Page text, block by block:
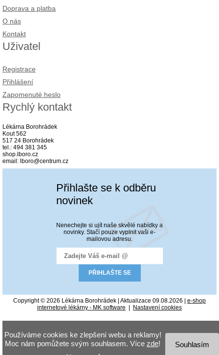
Doprava a platba
O nás
Kontakt
Uživatel
Registrace
Přihlášení
Zapomenuté heslo
Rychlý kontakt
Lékárna Borohrádek
Kout 562
517 24 Borohrádek
tel.: 494 381 345
shop.lboro.cz
email: lboro@centrum.cz
Přihlašte se k odběru
novinek
Nenechejte si ujít naše skvělé nabídky a
novinky. Stačí pouze vyplnit vaši e-
mailovou adresu.
Copyright © 2026 Lékárna Borohrádek | Aktualizace 09.08.2026 | e-shop
internetové lékárny - MK software | Nastavení cookies
Souhlasím
Používáme cookies ke zlepšení webu a reklamy!
Moc nám pomůžete svým souhlasem. Více zde!